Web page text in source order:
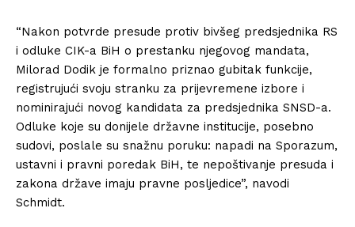
“Nakon potvrde presude protiv bivšeg predsjednika RS
i odluke CIK-a BiH o prestanku njegovog mandata,
Milorad Dodik je formalno priznao gubitak funkcije,
registrujući svoju stranku za prijevremene izbore i
nominirajući novog kandidata za predsjednika SNSD-a.
Odluke koje su donijele državne institucije, posebno
sudovi, poslale su snažnu poruku: napadi na Sporazum,
ustavni i pravni poredak BiH, te nepoštivanje presuda i
zakona države imaju pravne posljedice”, navodi
Schmidt.